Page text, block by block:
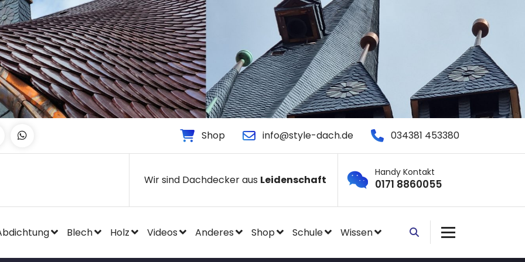
Shop info@style-dach.de 034381 453380
Wir sind Dachdecker aus Leidenschaft
Handy Kontakt
0171 8860055
Blech Holz Videos Anderes Shop Schule Wissen